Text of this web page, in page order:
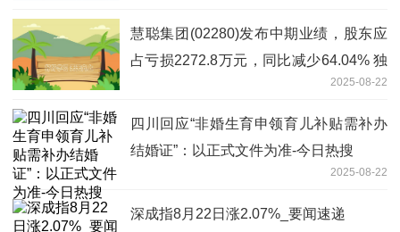
慧聪集团(02280)发布中期业绩，股东应
占亏损2272.8万元，同比减少64.04% 独
2025-08-22
四川回应“非婚生育申领育儿补贴需补办
结婚证”：以正式文件为准-今日热搜
2025-08-22
深成指8月22日涨2.07%_要闻速递